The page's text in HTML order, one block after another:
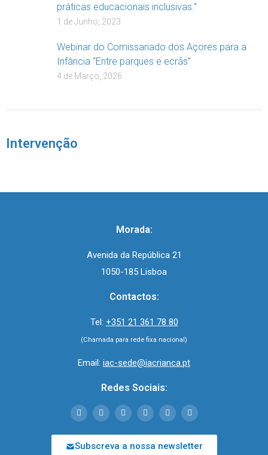
práticas educacionais inclusivas.”
1 de Junho, 2023
Webinar do Comissariado dos Açores para a
Infância “Entre parques e ecrãs”
4 de Março, 2026
Intervenção
Morada:
Avenida da República 21
1050-185 Lisboa
Contactos:
Tel: +351 21 361 78 80
(Chamada para rede fixa nacional)
Email: iac-sede@iacrianca.pt
Redes Sociais:
Subscreva a nossa newsletter